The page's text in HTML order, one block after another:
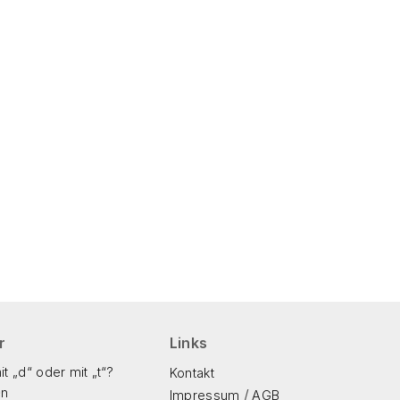
„d“ oder mit „t“?
Links
Kontakt
Impressum /AGB